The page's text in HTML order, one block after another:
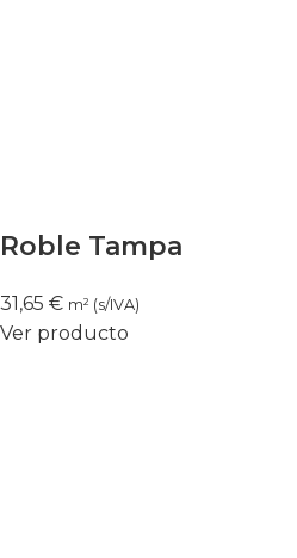
Roble Tampa
31,65 € m² (s/IVA)
Ver producto